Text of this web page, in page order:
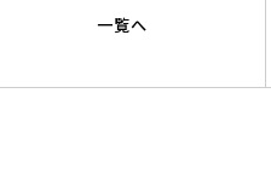
一覧へ